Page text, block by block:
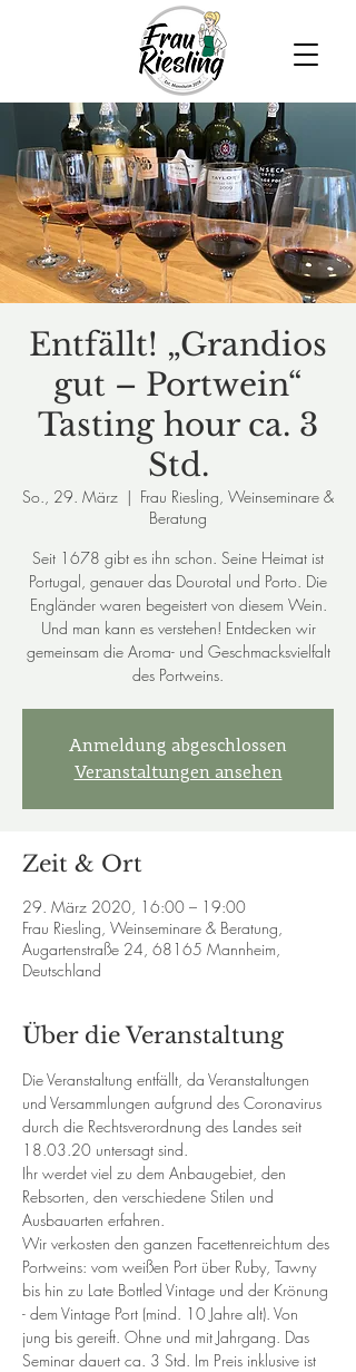
Entfällt! „Grandios
gut – Portwein“
Tasting hour ca. 3
Std.
So., 29. März
  |
Frau Riesling, Weinseminare &
Beratung
Seit 1678 gibt es ihn schon. Seine Heimat ist
Portugal, genauer das Dourotal und Porto. Die
Engländer waren begeistert von diesem Wein.
Und man kann es verstehen! Entdecken wir
gemeinsam die Aroma- und Geschmacksvielfalt
des Portweins.
Anmeldung abgeschlossen
Veranstaltungen ansehen
Zeit & Ort
29. März 2020, 16:00 – 19:00
Frau Riesling, Weinseminare & Beratung,
Augartenstraße 24, 68165 Mannheim,
Deutschland
Über die Veranstaltung
Die Veranstaltung entfällt, da Veranstaltungen
und Versammlungen aufgrund des Coronavirus
durch die Rechtsverordnung des Landes seit
18.03.20 untersagt sind.
Ihr werdet viel zu dem Anbaugebiet, den
Rebsorten, den verschiedene Stilen und
Ausbauarten erfahren.
Wir verkosten den ganzen Facettenreichtum des
Portweins: vom weißen Port über Ruby, Tawny
bis hin zu Late Bottled Vintage und der Krönung
- dem Vintage Port (mind. 10 Jahre alt). Von
jung bis gereift. Ohne und mit Jahrgang. Das
Seminar dauert ca. 3 Std. Im Preis inklusive ist